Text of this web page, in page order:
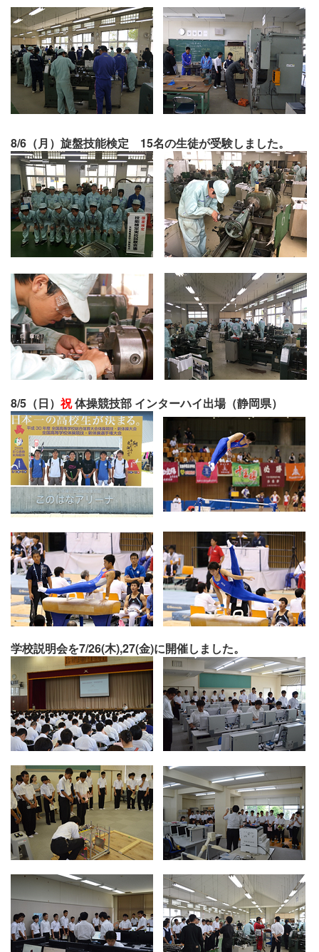
8/6（月）旋盤技能検定 15名の生徒が受験しました。
8/5（日）祝体操競技部 インターハイ出場（静岡県）
学校説明会を7/26(木),27(金)に開催しました。